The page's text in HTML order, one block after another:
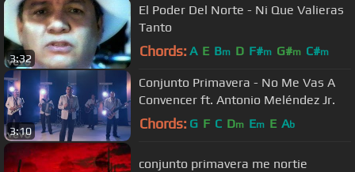
3:32
El Poder Del Norte - Ni Que Valieras
Tanto
Chords: A E Bm D F#m G#m C#m
3:10
Conjunto Primavera - No Me Vas A
Convencer ft. Antonio Meléndez Jr.
Chords: G F C Dm Em E Ab
conjunto primavera me nortie